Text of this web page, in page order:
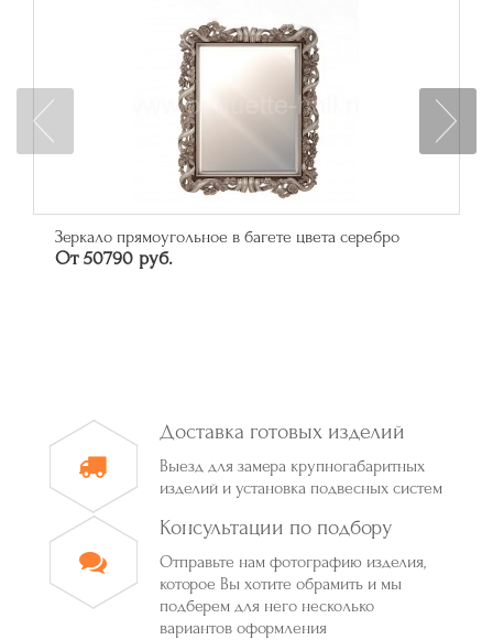
Зеркало прямоугольное в багете цвета серебро
От 50790 руб.
Доставка готовых изделий
Выезд для замера крупногабаритных
изделий и установка подвесных систем
Консультации по подбору
Отправьте нам фотографию изделия,
которое Вы хотите обрамить и мы
подберем для него несколько
вариантов оформления